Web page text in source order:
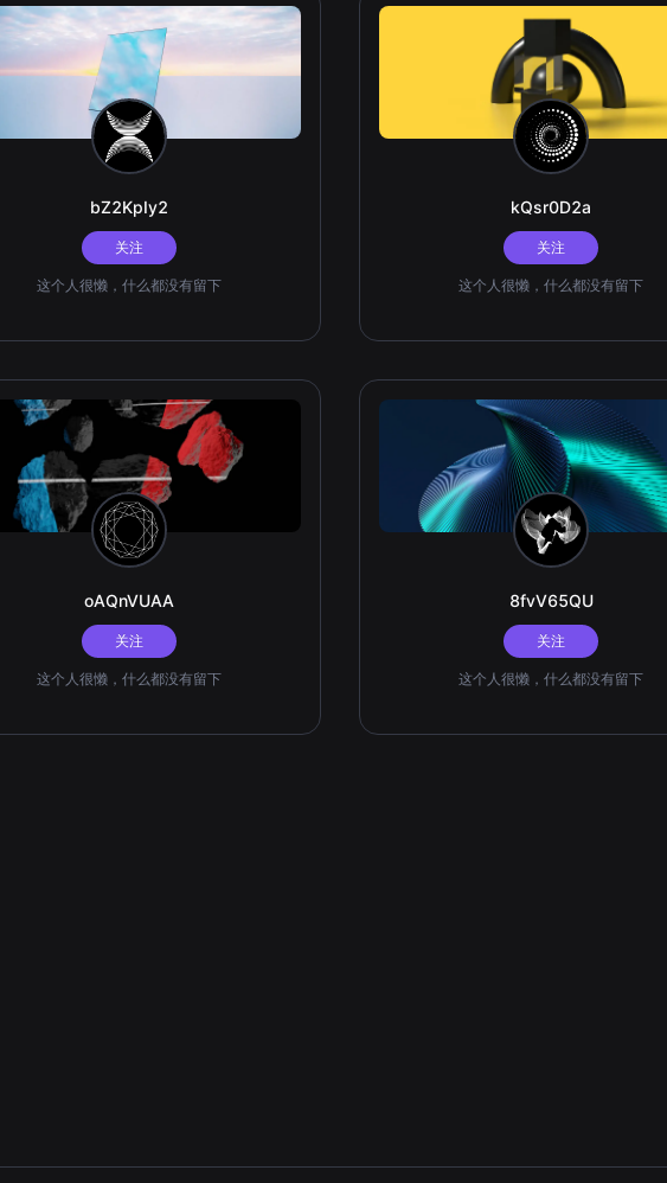
bZ2KpIy2
关注
这个人很懒，什么都没有留下
kQsr0D2a
关注
这个人很懒，什么都没有留下
oAQnVUAA
关注
这个人很懒，什么都没有留下
8fvV65QU
关注
这个人很懒，什么都没有留下